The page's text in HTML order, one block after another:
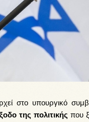
στο υπουργικό
της πολιτικής που